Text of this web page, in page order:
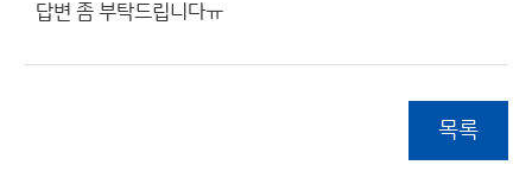
답변 좀 부탁드립니다ㅠ
목록